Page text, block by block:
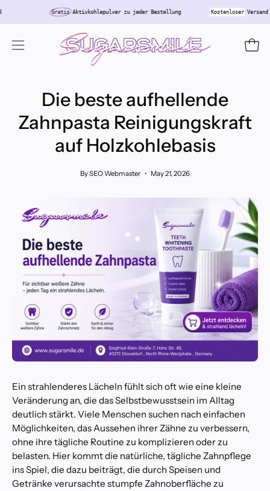
Skip
GratisAktivkohlepulver zu jeder Bestellung Kostenloser
Open
Die beste aufhellende
Zahnpasta Reinigungskraft
auf Holzkohlebasis
By SEO Webmaster May 21, 2026
Ein strahlenderes Lächeln fühlt sich oft wie eine kleine
Veränderung an, die das Selbstbewusstsein im Alltag
deutlich stärkt. Viele Menschen suchen nach einfachen
Möglichkeiten, das Aussehen ihrer Zähne zu verbessern,
ohne ihre tägliche Routine zu komplizieren oder zu
belasten. Hier kommt die natürliche, tägliche Zahnpflege
ins Spiel, die dazu beiträgt, die durch Speisen und
Getränke verursachte stumpfe Zahnoberfläche zu